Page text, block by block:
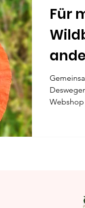
Für
Webshop